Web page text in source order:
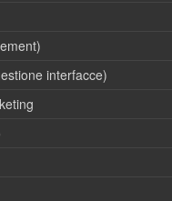
interfacce)